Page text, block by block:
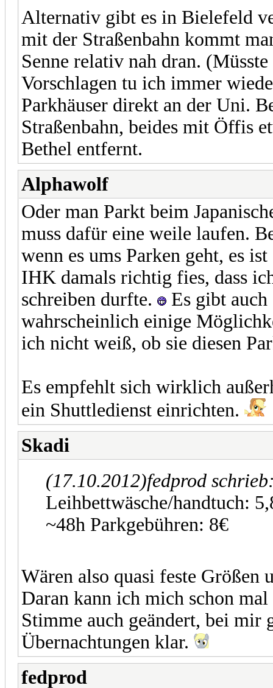
Alternativ gibt es in Bielefeld
mit der Straßenbahn kommt
Senne relativ nah dran.
Vorschlagen tu ich immer
Parkhäuser direkt an der Uni.
Straßenbahn, beides mit Öffis
Bethel entfernt.
Alphawolf
Oder man Parkt beim
muss dafür eine weile laufen.
wenn es ums Parken geht, es
IHK damals richtig fies, dass
schreiben durfte.
Es gibt
wahrscheinlich einige
ich nicht weiß, ob sie diesen
Es empfehlt sich wirklich
ein Shuttledienst einrichten.
Skadi
(17.10.2012)fedprod
Leihbettwäsche/handtuch:
~48h Parkgebühren: 8€
Wären also quasi feste Größen
Daran kann ich mich schon
Stimme auch geändert, bei mir
Übernachtungen klar.
fedprod